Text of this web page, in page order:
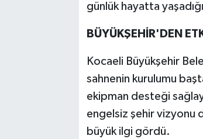
günlük hayatta
BÜYÜKŞEHİR'DEN
Kocaeli Büyükşehir
sahnenin kurulumu
ekipman desteği
engelsiz şehir vizyonu
büyük ilgi gördü.